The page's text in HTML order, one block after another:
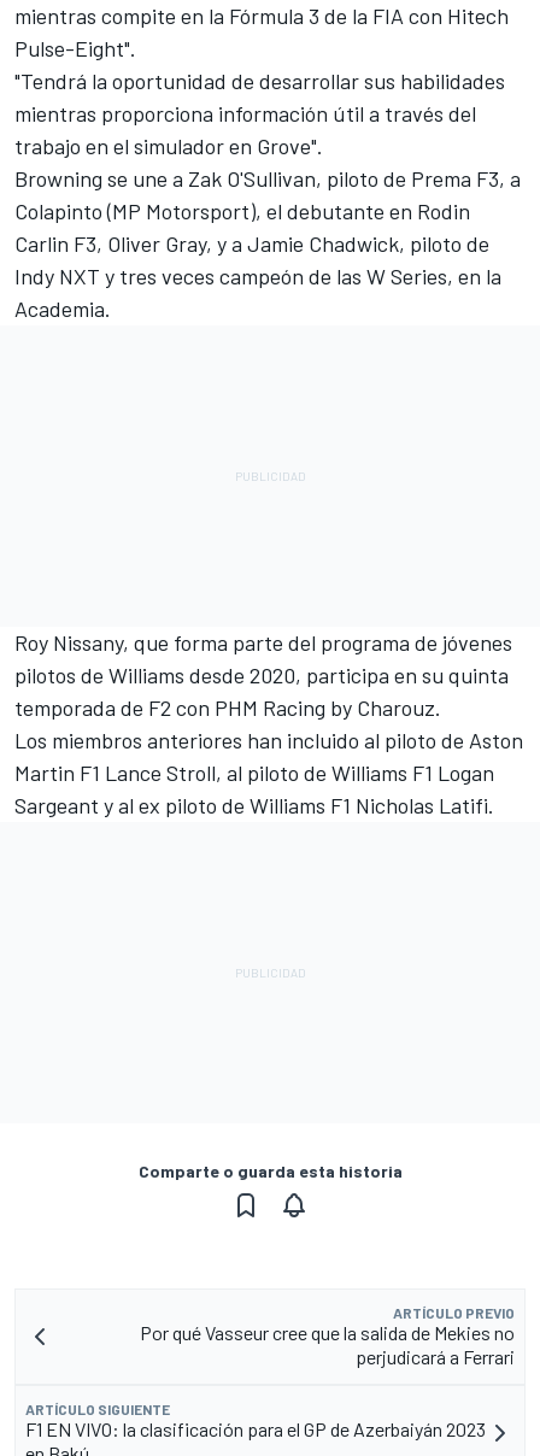
mientras compite en la Fórmula 3 de la FIA con Hitech
Pulse-Eight".
"Tendrá la oportunidad de desarrollar sus habilidades
mientras proporciona información útil a través del
trabajo en el simulador en Grove".
Browning se une a Zak O'Sullivan, piloto de Prema F3, a
Colapinto (MP Motorsport), el debutante en Rodin
Carlin F3, Oliver Gray, y a Jamie Chadwick, piloto de
Indy NXT y tres veces campeón de las W Series, en la
Academia.
Roy Nissany, que forma parte del programa de jóvenes
pilotos de Williams desde 2020, participa en su quinta
temporada de F2 con PHM Racing by Charouz.
Los miembros anteriores han incluido al piloto de Aston
Martin F1 Lance Stroll, al piloto de Williams F1 Logan
Sargeant y al ex piloto de Williams F1 Nicholas Latifi.
Comparte o guarda esta historia
ARTÍCULO PREVIO
Por qué Vasseur cree que la salida de Mekies no
perjudicará a Ferrari
ARTÍCULO SIGUIENTE
F1 EN VIVO: la clasificación para el GP de Azerbaiyán 2023